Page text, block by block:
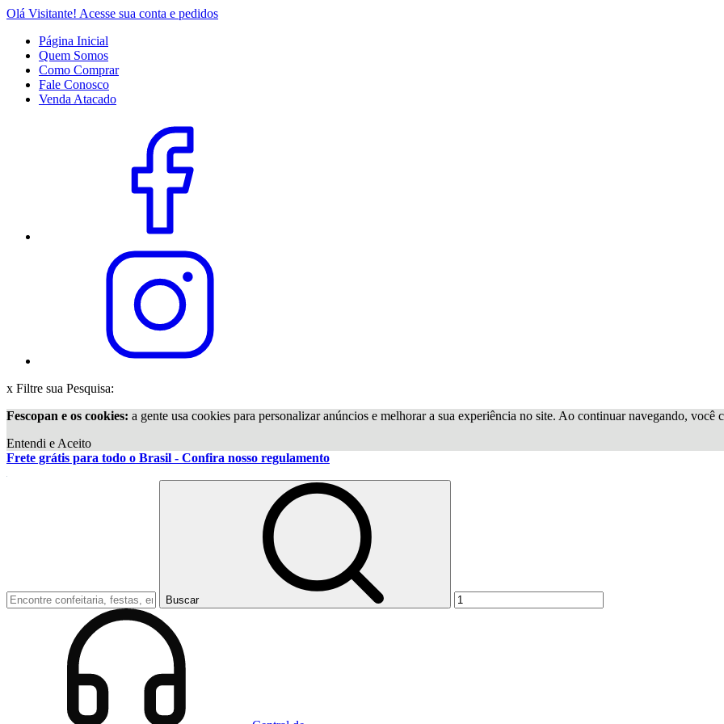
Olá Visitante! Acesse sua conta e pedidos
Página Inicial
Quem Somos
Como Comprar
Fale Conosco
Venda Atacado
x Filtre sua Pesquisa:
Fescopan e os cookies: a gente usa cookies para personalizar anúncios e melhorar a sua experiência no site. Ao continuar navegando, você
Entendi e Aceito
Frete grátis para todo o Brasil - Confira nosso regulamento
Buscar